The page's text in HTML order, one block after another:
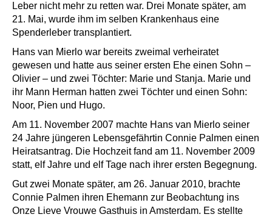
Leber nicht mehr zu retten war. Drei Monate später, am
21. Mai, wurde ihm im selben Krankenhaus eine
Spenderleber transplantiert.
Hans van Mierlo war bereits zweimal verheiratet
gewesen und hatte aus seiner ersten Ehe einen Sohn –
Olivier – und zwei Töchter: Marie und Stanja. Marie und
ihr Mann Herman hatten zwei Töchter und einen Sohn:
Noor, Pien und Hugo.
Am 11. November 2007 machte Hans van Mierlo seiner
24 Jahre jüngeren Lebensgefährtin Connie Palmen einen
Heiratsantrag. Die Hochzeit fand am 11. November 2009
statt, elf Jahre und elf Tage nach ihrer ersten Begegnung.
Gut zwei Monate später, am 26. Januar 2010, brachte
Connie Palmen ihren Ehemann zur Beobachtung ins
Onze Lieve Vrouwe Gasthuis in Amsterdam. Es stellte